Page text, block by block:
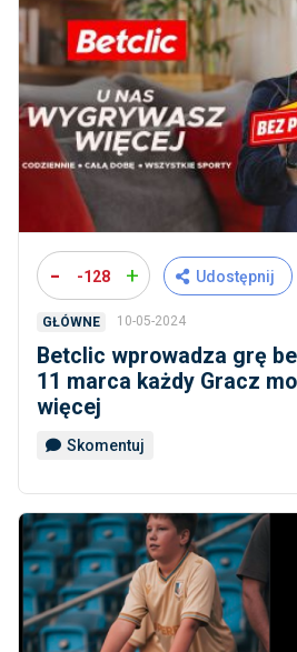
- -128 + Udostępnij
GŁÓWNE 10-05-2024
Betclic wprowadza grę
11 marca każdy Gracz
więcej
Skomentuj